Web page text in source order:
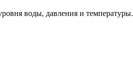
воды, давления и температуры.